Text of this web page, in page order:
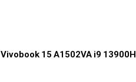
لپ تاپ ایسوس 15.6 اینچی مدل Vivobook 15 A1502VA i9 13900H